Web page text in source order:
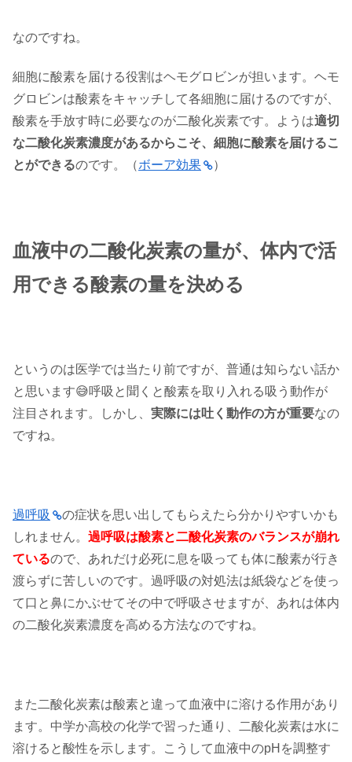
なのですね。
細胞に酸素を届ける役割はヘモグロビンが担います。ヘモ
グロビンは酸素をキャッチして各細胞に届けるのですが、
酸素を手放す時に必要なのが二酸化炭素です。ようは適切
な二酸化炭素濃度があるからこそ、細胞に酸素を届けるこ
とができるのです。（ボーア効果 ）
血液中の二酸化炭素の量が、体内で活
用できる酸素の量を決める
というのは医学では当たり前ですが、普通は知らない話か
と思います😅呼吸と聞くと酸素を取り入れる吸う動作が
注目されます。しかし、 実際には吐く動作の方が重要なの
ですね。
過呼吸
の症状を思い出してもらえたら分かりやすいかも
しれません。 過呼吸は酸素と二酸化炭素のバランスが崩れ
ているので、あれだけ必死に息を吸っても体に酸素が行き
渡らずに苦しいのです。過呼吸の対処法は紙袋などを使っ
て口と鼻にかぶせてその中で呼吸させますが、あれは体内
の二酸化炭素濃度を高める方法なのですね。
また二酸化炭素は酸素と違って血液中に溶ける作用があり
ます。中学か高校の化学で習った通り、二酸化炭素は水に
溶けると酸性を示します。こうして血液中のpHを調整す